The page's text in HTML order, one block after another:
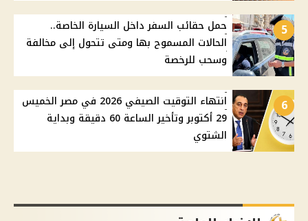
5
حمل حقائب السفر داخل السيارة الخاصة..
الحالات المسموح بها ومتى تتحول إلى مخالفة
وسحب للرخصة
6
انتهاء التوقيت الصيفي 2026 في مصر الخميس
29 أكتوبر وتأخير الساعة 60 دقيقة وبداية
الشتوي